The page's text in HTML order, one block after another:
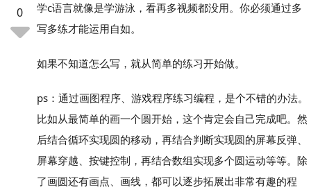
0
学c语言就像是学游泳，看再多视频都没用。你必须通过多
写多练才能运用自如。
如果不知道怎么写，就从简单的练习开始做。
ps：通过画图程序、游戏程序练习编程，是个不错的办法。
比如从最简单的画一个圆开始，这个肯定会自己完成吧。然
后结合循环实现圆的移动，再结合判断实现圆的屏幕反弹、
屏幕穿越、按键控制，再结合数组实现多个圆运动等等。除
了画圆还有画点、画线，都可以逐步拓展出非常有趣的程